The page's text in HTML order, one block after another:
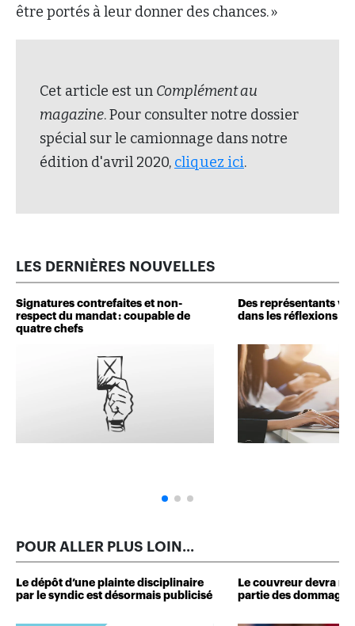
être portés à leur donner des chances. »
Cet article est un Complément au
magazine. Pour consulter notre dossier
spécial sur le camionnage dans notre
édition d'avril 2020, cliquez ici.
LES DERNIÈRES NOUVELLES
Signatures contrefaites et non-
respect du mandat : coupable de
quatre chefs
Des représentants
dans les réflexions de
POUR ALLER PLUS LOIN...
Le dépôt d’une plainte disciplinaire
par le syndic est désormais publicisé
Le couvreur devra
partie des dommages